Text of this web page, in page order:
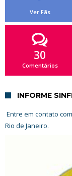
Ver Fãs
30
Comentários
INFORME
Entre em contato
Rio de Janeiro.